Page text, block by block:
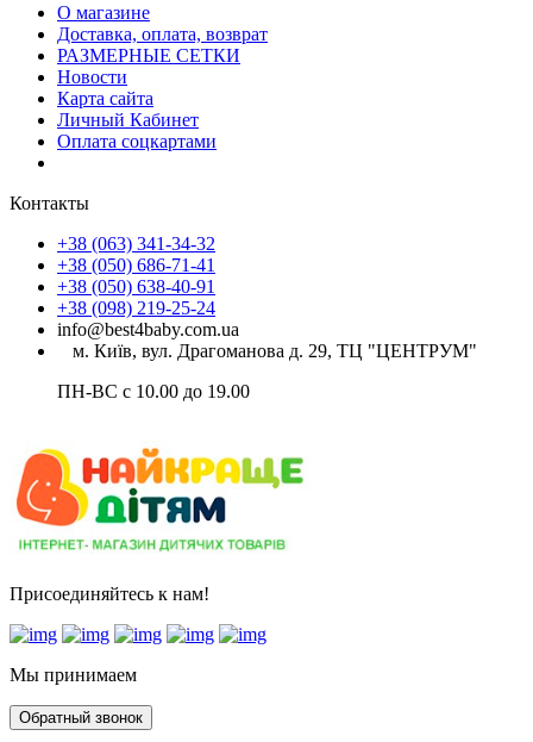
О магазине
Доставка, оплата, возврат
РАЗМЕРНЫЕ СЕТКИ
Новости
Карта сайта
Личный Кабинет
Оплата соцкартами
Контакты
+38 (063) 341-34-32
+38 (050) 686-71-41
+38 (050) 638-40-91
+38 (098) 219-25-24
info@best4baby.com.ua
м. Київ, вул. Драгоманова д. 29, ТЦ "ЦЕНТРУМ"
ПН-ВС с 10.00 до 19.00
Присоединяйтесь к нам!
Мы принимаем
Обратный звонок